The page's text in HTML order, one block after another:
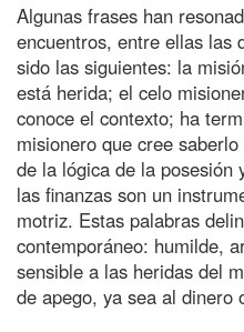
Algunas frases han
encuentros, entre ellas las
sido las siguientes: la
está herida; el celo
conoce el contexto; ha
misionero que cree
de la lógica de la posesión
las finanzas son un
motriz. Estas palabras
contemporáneo: humilde,
sensible a las heridas del
de apego, ya sea al dinero